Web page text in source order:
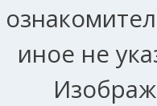
иное не